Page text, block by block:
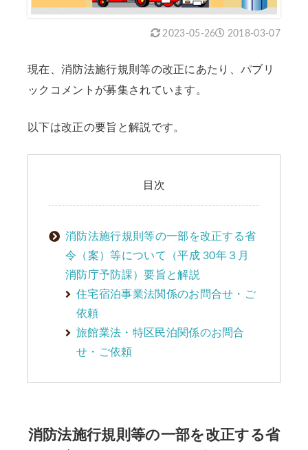
2018-03-07
2023-05-26
現在、消防法施行規則等の改正にあたり、パブリ
ックコメントが募集されています。
以下は改正の要旨と解説です。
目次
消防法施行規則等の一部を改正する省
令（案）等について（平成 30年３月
消防庁予防課）要旨と解説
住宅宿泊事業法関係のお問合せ・ご
依頼
旅館業法・特区民泊関係のお問合
せ・ご依頼
消防法施行規則等の一部を改正する省